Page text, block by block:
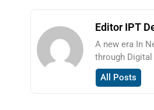
Editor IPT
A new era In
through
All Posts